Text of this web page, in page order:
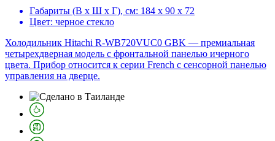
Габариты (В х Ш х Г), см: 184 х 90 х 72
Цвет: черное стекло
Холодильник Hitachi R-WB720VUC0 GBK — премиальная
четырехдверная модель с фронтальной панелью ичерного
цвета. Прибор относится к серии French с сенсорной панелью
управления на дверце.